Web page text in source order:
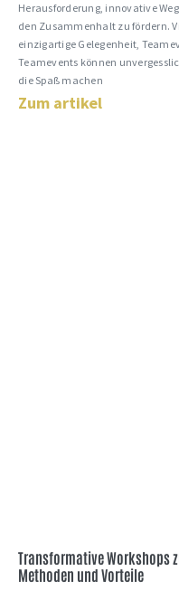
Herausforderung, innovative
den Zusammenhalt zu fördern.
einzigartige Gelegenheit,
Teamevents können
die Spaß machen
Zum artikel
Transformative Workshops
Methoden und Vorteile